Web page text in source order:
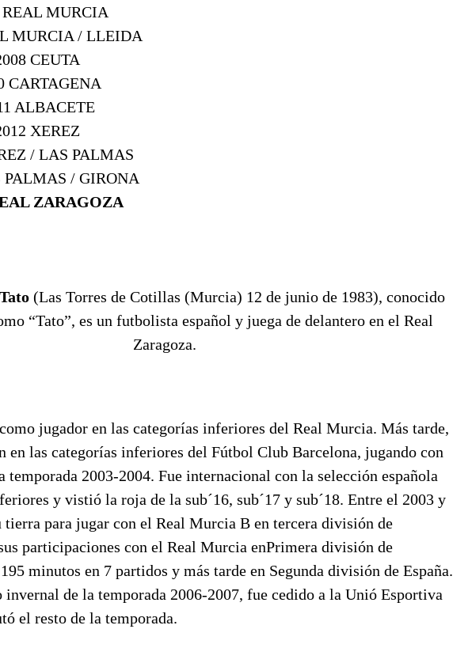
REAL MURCIA
MURCIA / LLEIDA
CEUTA
CARTAGENA
ALBACETE
XEREZ
/ LAS PALMAS
PALMAS / GIRONA
ZARAGOZA
(Las Torres de Cotillas (Murcia) 12 de junio de 1983), conocido
“Tato”, es un futbolista español y juega de delantero en el Real
Zaragoza.
jugador en las categorías inferiores del Real Murcia. Más tarde,
en las categorías inferiores del Fútbol Club Barcelona, jugando con
temporada 2003-2004. Fue internacional con la selección española
y vistió la roja de la sub´16, sub´17 y sub´18. Entre el 2003 y
para jugar con el Real Murcia B en tercera división de
participaciones con el Real Murcia enPrimera división de
minutos en 7 partidos y más tarde en Segunda división de España.
invernal de la temporada 2006-2007, fue cedido a la Unió Esportiva
el resto de la temporada.